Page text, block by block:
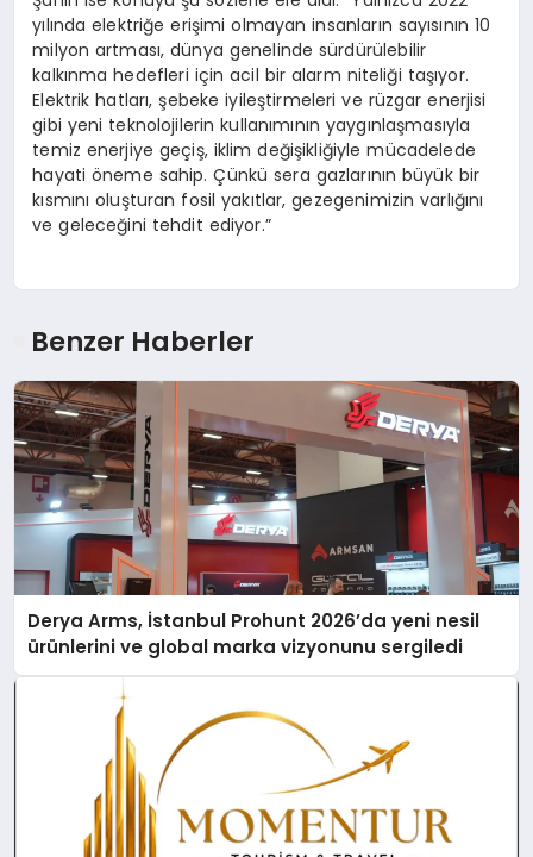
yılında elektriğe erişimi olmayan insanların sayısının 10
milyon artması, dünya genelinde sürdürülebilir
kalkınma hedefleri için acil bir alarm niteliği taşıyor.
Elektrik hatları, şebeke iyileştirmeleri ve rüzgar enerjisi
gibi yeni teknolojilerin kullanımının yaygınlaşmasıyla
temiz enerjiye geçiş, iklim değişikliğiyle mücadelede
hayati öneme sahip. Çünkü sera gazlarının büyük bir
kısmını oluşturan fosil yakıtlar, gezegenimizin varlığını
ve geleceğini tehdit ediyor.”
Benzer Haberler
Derya Arms, İstanbul Prohunt 2026’da yeni nesil
ürünlerini ve global marka vizyonunu sergiledi